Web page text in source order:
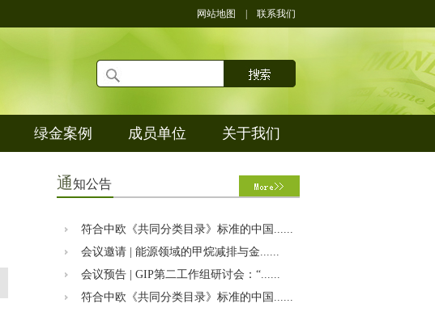
网站地图 联系我们
绿金案例 成员单位 关于我们
通知公告
符合中欧《共同分类目录》标准的中国......
会议邀请 | 能源领域的甲烷减排与金......
会议预告 | GIP第二工作组研讨会：“......
符合中欧《共同分类目录》标准的中国......